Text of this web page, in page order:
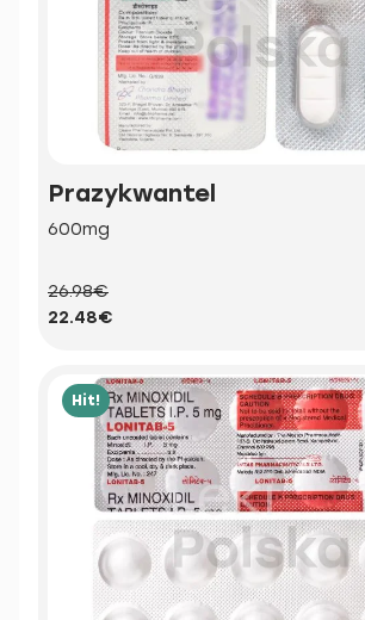
Prazykwantel
600mg
26.98€
22.48€
Hit!